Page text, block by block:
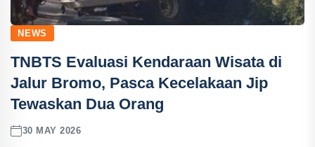
NEWS
TNBTS Evaluasi Kendaraan Wisata di
Jalur Bromo, Pasca Kecelakaan Jip
Tewaskan Dua Orang
30 MAY 2026